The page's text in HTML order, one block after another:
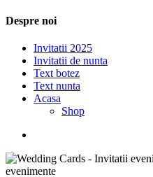
Despre noi
Invitatii 2025
Invitatii de nunta
Text botez
Text nunta
Acasa
Shop